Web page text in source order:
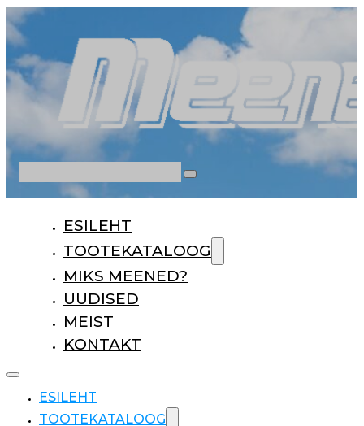
ESILEHT
TOOTEKATALOOG
MIKS MEENED?
UUDISED
MEIST
KONTAKT
ESILEHT
TOOTEKATALOOG